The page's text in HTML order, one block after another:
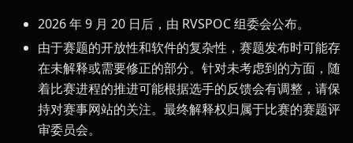
2026 年 9 月 20 日后，由 RVSPOC 组委会公布。
由于赛题的开放性和软件的复杂性，赛题发布时可能存
在未解释或需要修正的部分。针对未考虑到的方面，随
着比赛进程的推进可能根据选手的反馈会有调整，请保
持对赛事网站的关注。最终解释权归属于比赛的赛题评
审委员会。